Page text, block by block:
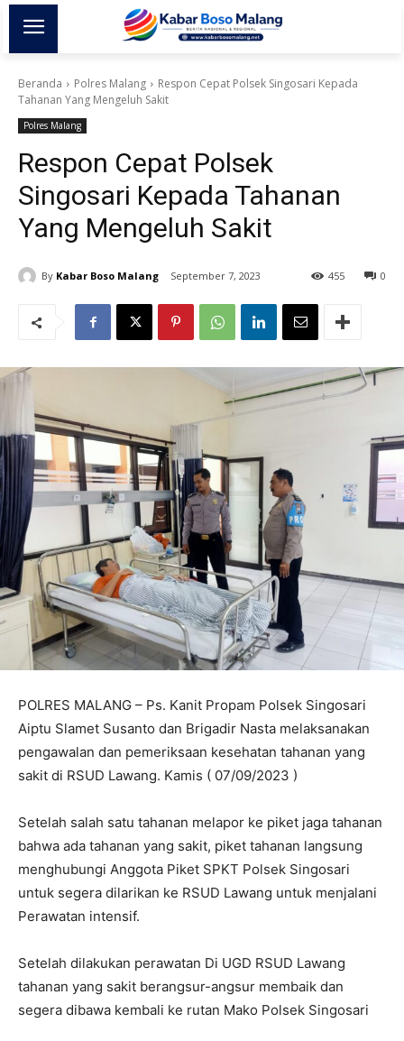
Beranda Polres Malang
Respon Cepat Polsek Singosari Kepada
Tahanan Yang Mengeluh Sakit
Polres Malang
Respon Cepat Polsek
Singosari Kepada Tahanan
Yang Mengeluh Sakit
By Kabar Boso Malang September 7, 2023 0
455
POLRES MALANG – Ps. Kanit Propam Polsek Singosari
Aiptu Slamet Susanto dan Brigadir Nasta melaksanakan
pengawalan dan pemeriksaan kesehatan tahanan yang
sakit di RSUD Lawang. Kamis ( 07/09/2023 )
Setelah salah satu tahanan melapor ke piket jaga tahanan
bahwa ada tahanan yang sakit, piket tahanan langsung
menghubungi Anggota Piket SPKT Polsek Singosari
untuk segera dilarikan ke RSUD Lawang untuk menjalani
Perawatan intensif.
Setelah dilakukan perawatan Di UGD RSUD Lawang
tahanan yang sakit berangsur-angsur membaik dan
segera dibawa kembali ke rutan Mako Polsek Singosari